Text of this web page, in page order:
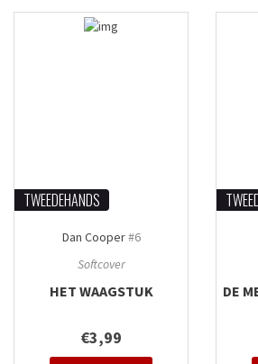
TWEEDEHANDS
Dan Cooper#6
Softcover
HET WAAGSTUK
€3,99
DE